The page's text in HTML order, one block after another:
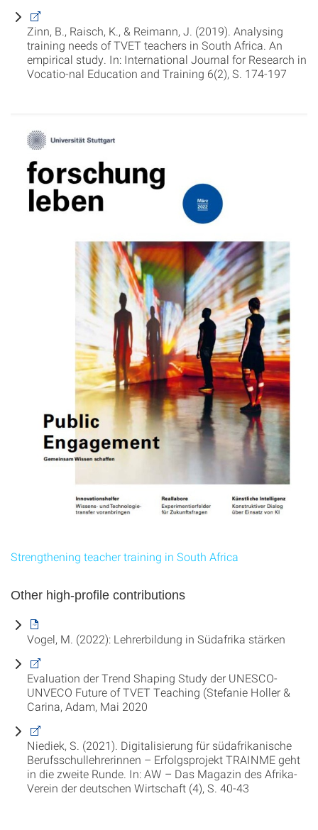
Zinn, B., Raisch, K., & Reimann, J. (2019). Analysing
training needs of TVET teachers in South Africa. An
empirical study. In: International Journal for Research in
Vocatio-nal Education and Training 6(2), S. 174-197
Strengthening teacher training in South Africa
Other high-profile contributions
Vogel, M. (2022): Lehrerbildung in Südafrika stärken
Evaluation der Trend Shaping Study der UNESCO-
UNVECO Future of TVET Teaching (Stefanie Holler &
Carina, Adam, Mai 2020
Niediek, S. (2021). Digitalisierung für südafrikanische
Berufsschullehrerinnen – Erfolgsprojekt TRAINME geht
in die zweite Runde. In: AW – Das Magazin des Afrika-
Verein der deutschen Wirtschaft (4), S. 40-43